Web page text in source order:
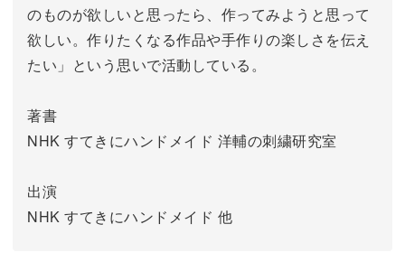
のものが欲しいと思ったら、作ってみようと思って
欲しい。作りたくなる作品や手作りの楽しさを伝え
たい」という思いで活動している。
著書
NHK すてきにハンドメイド 洋輔の刺繍研究室
出演
NHK すてきにハンドメイド 他